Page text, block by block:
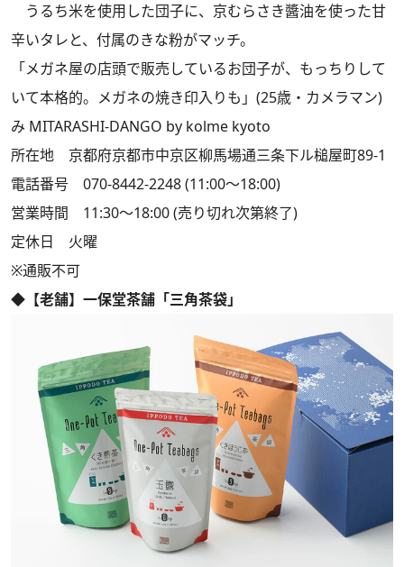
うるち米を使用した団子に、京むらさき醬油を使った甘
辛いタレと、付属のきな粉がマッチ。
「メガネ屋の店頭で販売しているお団子が、もっちりして
いて本格的。メガネの焼き印入りも」(25歳・カメラマン)
み MITARASHI-DANGO by kolme kyoto
所在地 京都府京都市中京区柳馬場通三条下ル槌屋町89-1
電話番号 070-8442-2248 (11:00～18:00)
営業時間 11:30～18:00 (売り切れ次第終了)
定休日 火曜
※通販不可
◆【老舗】一保堂茶舗「三角茶袋」